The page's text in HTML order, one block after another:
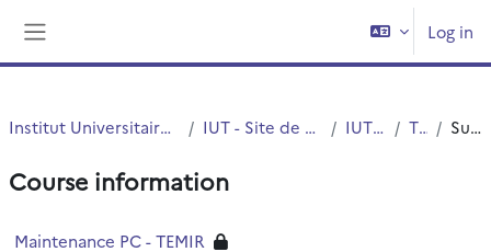
Log in
Institut Universitaire de Technologie (IUT) IUT - Site de Villeneuve d'Ascq IUT - G.E.I.I. TEMIR Summary
Course information
Maintenance PC - TEMIR